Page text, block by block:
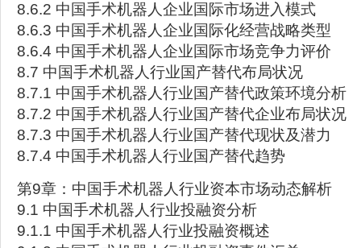
8.6.2 中国手术机器人企业国际市场进入模式
8.6.3 中国手术机器人企业国际化经营战略类型
8.6.4 中国手术机器人企业国际市场竞争力评价
8.7 中国手术机器人行业国产替代布局状况
8.7.1 中国手术机器人行业国产替代政策环境分析
8.7.2 中国手术机器人行业国产替代企业布局状况
8.7.3 中国手术机器人行业国产替代现状及潜力
8.7.4 中国手术机器人行业国产替代趋势
第9章：中国手术机器人行业资本市场动态解析
9.1 中国手术机器人行业投融资分析
9.1.1 中国手术机器人行业投融资概述